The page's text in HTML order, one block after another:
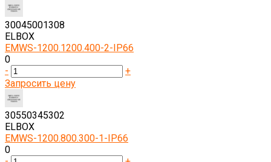
30045001308
ELBOX
EMWS-1200.1200.400-2-IP66
0
-
+
Запросить цену
30550345302
ELBOX
EMWS-1200.800.300-1-IP66
0